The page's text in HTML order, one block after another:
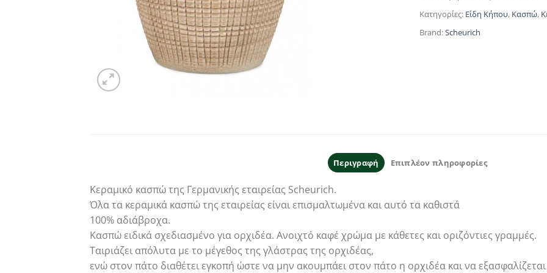
Κατηγορίες: Είδη Κήπου, Κασπώ,
Brand:Scheurich
Περιγραφή Επιπλέον πληροφορίες
Κεραμικό κασπώ της Γερμανικής εταιρείας Scheurich.
Όλα τα κεραμικά κασπώ της εταιρείας είναι επισμαλτωμένα και αυτό τα καθιστά
100% αδιάβροχα.
Κασπώ ειδικά σχεδιασμένο για ορχιδέα. Ανοιχτό καφέ χρώμα με κάθετες και οριζόντιες γραμμές.
Ταιριάζει απόλυτα με το μέγεθος της γλάστρας της ορχιδέας,
ενώ στον πάτο διαθέτει εγκοπή ώστε να μην ακουμπάει στον πάτο η ορχιδέα και να